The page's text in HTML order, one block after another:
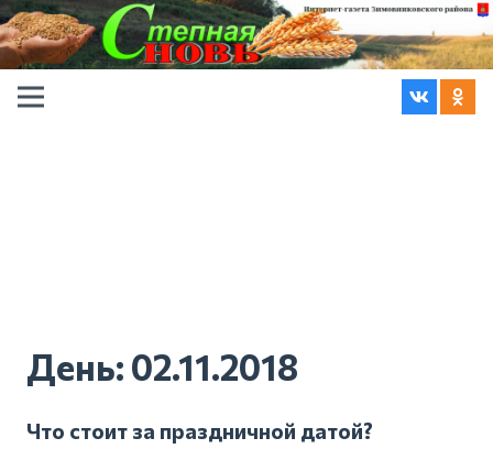
День: 02.11.2018
Что стоит за праздничной датой?